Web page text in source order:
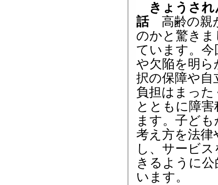
きょうさ
話高齢の親
のかと驚き
ています。今
や欠陥を明
択の保障や自
負担はまっ
とともに障
ます。子ど
考え方を法律
し、サービ
きるように
います。